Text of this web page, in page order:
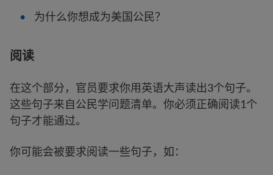
为什么你想成为美国公民？
阅读
在这个部分，官员要求你用英语大声读出3个句子。
这些句子来自公民学问题清单。你必须正确阅读1个
句子才能通过。
你可能会被要求阅读一些句子，如：